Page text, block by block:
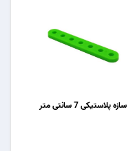
سازه پلاستیکی 7 سانتی متر